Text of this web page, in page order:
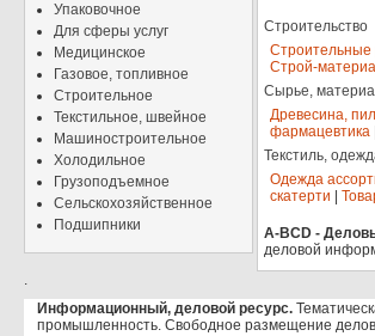
Упаковочное
Для сферы услуг
Медицинское
Газовое, топливное
Строительное
Текстильное, швейное
Машиностроительное
Холодильное
Грузоподъемное
Сельскохозяйственное
Подшипники
Строительство
Строительные
Строй-
Сырье,
Древесина,
фармацевтика
Текстиль,
Одежда
скатерти
A-BCD -
деловой
.
Информационный, деловой ресурс.
промышленность. Свободное размещение